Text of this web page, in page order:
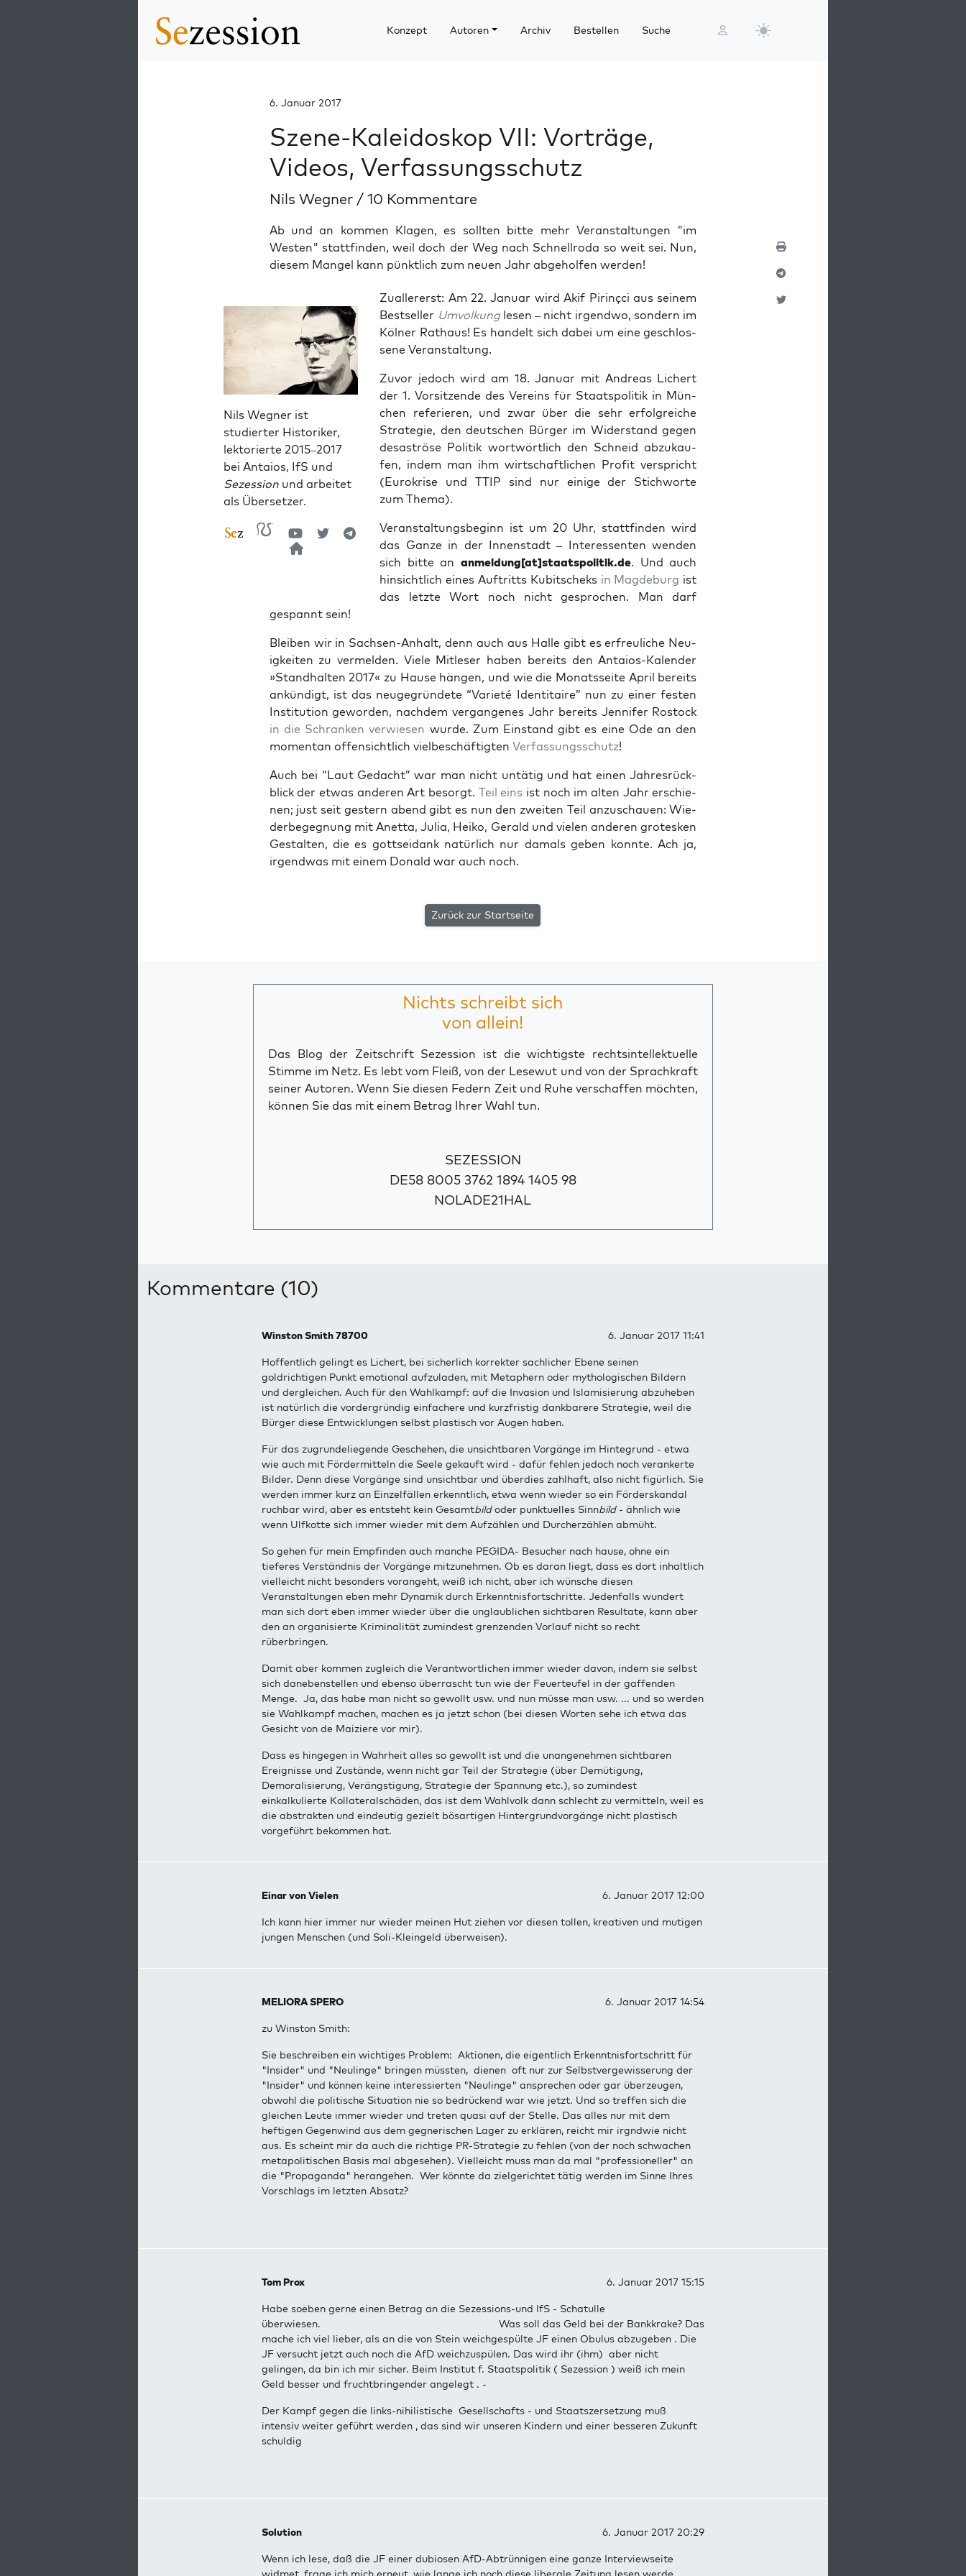
Konzept Autoren Archiv Bestellen Suche
6. Januar 2017
Szene-Kaleidoskop VII: Vorträge,
Videos, Verfassungsschutz
Nils Wegner / 10 Kommentare
Ab und an kommen Klagen, es sollten bitte mehr Veranstaltungen "im
Westen" stattfinden, weil doch der Weg nach Schnellroda so weit sei. Nun,
diesem Mangel kann pünktlich zum neuen Jahr abgeholfen werden!
Nils Wegner ist
studierter Historiker,
lektorierte 2015–2017
bei Antaios, IfS und
Sezessionund arbeitet
als Übersetzer.
Zual­ler­erst: Am 22. Janu­ar wird Akif Pirin­çci aus sei­nem
Best­sel­ler Umvol­kunglesen – nicht irgend­wo, son­dern im
Köl­ner Rat­haus! Es han­delt sich dabei um eine geschlos­
se­ne Veranstaltung.
Zuvor jedoch wird am 18. Janu­ar mit Andre­as Lichert
der 1. Vor­sit­zen­de des Ver­eins für Staats­po­li­tik in Mün­
chen refe­rie­ren, und zwar über die sehr erfolg­rei­che
Stra­te­gie, den deut­schen Bür­ger im Wider­stand gegen
desas­trö­se Poli­tik wort­wört­lich den Schneid abzu­kau­
fen, indem man ihm wirt­schaft­li­chen Pro­fit ver­spricht
(Euro­kri­se und TTIP sind nur eini­ge der Stich­wor­te
zum Thema).
Ver­an­stal­tungs­be­ginn ist um 20 Uhr, statt­fin­den wird
das Gan­ze in der Innen­stadt – Inter­es­sen­ten wen­den
sich bit­te ananmeldung[at]staatspolitik.de. Und auch
hin­sicht­lich eines Auf­tritts Kubit­scheks in Mag­de­burg ist
das letz­te Wort noch nicht gespro­chen. Man darf
gespannt sein!
Blei­ben wir in Sach­sen-Anhalt, denn auch aus Hal­le gibt es erfreu­li­che Neu­
ig­kei­ten zu ver­mel­den. Vie­le Mit­le­ser haben bereits den Antai­os-Kalen­der
»Stand­hal­ten 2017« zu Hau­se hän­gen, und wie die Monats­sei­te April bereits
ankün­digt, ist das neu­ge­grün­de­te “Varie­té Iden­ti­taire” nun zu einer fes­ten
Insti­tu­ti­on gewor­den, nach­dem ver­gan­ge­nes Jahr bereits Jen­ni­fer Ros­tock
in die Schran­ken ver­wie­sen wur­de. Zum Ein­stand gibt es eine Ode an den
momen­tan offen­sicht­lich viel­be­schäf­tig­ten Ver­fas­sungs­schutz!
Auch bei “Laut Gedacht” war man nicht untä­tig und hat einen Jah­res­rück­
blick der etwas ande­ren Art besorgt. Teil eins ist noch im alten Jahr erschie­
nen; just seit ges­tern abend gibt es nun den zwei­ten Teil anzu­schau­en: Wie­
der­be­geg­nung mit Anet­ta, Julia, Hei­ko, Gerald und vie­len ande­ren gro­tes­ken
Gestal­ten, die es gott­sei­dank natür­lich nur damals geben konn­te. Ach ja,
irgend­was mit einem Donald war auch noch.
Zurück zur Startseite
Nichts schreibt sich
von allein!
Das Blog der Zeitschrift Sezession ist die wichtigste rechtsintellektuelle
Stimme im Netz. Es lebt vom Fleiß, von der Lesewut und von der Sprachkraft
seiner Autoren. Wenn Sie diesen Federn Zeit und Ruhe verschaffen möchten,
können Sie das mit einem Betrag Ihrer Wahl tun.
SEZESSION
DE58 8005 3762 1894 1405 98
NOLADE21HAL
Kommentare (10)
Winston Smith 78700 6. Januar 2017 11:41
Hoffentlich gelingt es Lichert, bei sicherlich korrekter sachlicher Ebene seinen
goldrichtigen Punkt emotional aufzuladen, mit Metaphern oder mythologischen Bildern
und dergleichen. Auch für den Wahlkampf: auf die Invasion und Islamisierung abzuheben
ist natürlich die vordergründig einfachere und kurzfristig dankbarere Strategie, weil die
Bürger diese Entwicklungen selbst plastisch vor Augen haben.
Für das zugrundeliegende Geschehen, die unsichtbaren Vorgänge im Hintegrund - etwa
wie auch mit Fördermitteln die Seele gekauft wird - dafür fehlen jedoch noch verankerte
Bilder. Denn diese Vorgänge sind unsichtbar und überdies zahlhaft, also nicht figürlich. Sie
werden immer kurz an Einzelfällen erkenntlich, etwa wenn wieder so ein Förderskandal
ruchbar wird, aber es entsteht kein Gesamtbildoder punktuelles Sinnbild- ähnlich wie
wenn Ulfkotte sich immer wieder mit dem Aufzählen und Durcherzählen abmüht.
So gehen für mein Empfinden auch manche PEGIDA- Besucher nach hause, ohne ein
tieferes Verständnis der Vorgänge mitzunehmen. Ob es daran liegt, dass es dort inhaltlich
vielleicht nicht besonders vorangeht, weiß ich nicht, aber ich wünsche diesen
Veranstaltungen eben mehr Dynamik durch Erkenntnisfortschritte. Jedenfalls wundert
man sich dort eben immer wieder über die unglaublichen sichtbaren Resultate, kann aber
den an organisierte Kriminalität zumindest grenzenden Vorlauf nicht so recht
rüberbringen.
Damit aber kommen zugleich die Verantwortlichen immer wieder davon, indem sie selbst
sich danebenstellen und ebenso überrascht tun wie der Feuerteufel in der gaffenden
Menge. Ja, das habe man nicht so gewollt usw. und nun müsse man usw. ... und so werden
sie Wahlkampf machen, machen es ja jetzt schon (bei diesen Worten sehe ich etwa das
Gesicht von de Maiziere vor mir).
Dass es hingegen in Wahrheit alles so gewollt ist und die unangenehmen sichtbaren
Ereignisse und Zustände, wenn nicht gar Teil der Strategie (über Demütigung,
Demoralisierung, Verängstigung, Strategie der Spannung etc.), so zumindest
einkalkulierte Kollateralschäden, das ist dem Wahlvolk dann schlecht zu vermitteln, weil es
die abstrakten und eindeutig gezielt bösartigen Hintergrundvorgänge nicht plastisch
vorgeführt bekommen hat.
Einar von Vielen 6. Januar 2017 12:00
Ich kann hier immer nur wieder meinen Hut ziehen vor diesen tollen, kreativen und mutigen
jungen Menschen (und Soli-Kleingeld überweisen).
MELIORA SPERO 6. Januar 2017 14:54
zu Winston Smith:
Sie beschreiben ein wichtiges Problem: Aktionen, die eigentlich Erkenntnisfortschritt für
"Insider" und "Neulinge" bringen müssten, dienen oft nur zur Selbstvergewisserung der
"Insider" und können keine interessierten "Neulinge" ansprechen oder gar überzeugen,
obwohl die politische Situation nie so bedrückend war wie jetzt. Und so treffen sich die
gleichen Leute immer wieder und treten quasi auf der Stelle. Das alles nur mit dem
heftigen Gegenwind aus dem gegnerischen Lager zu erklären, reicht mir irgndwie nicht
aus. Es scheint mir da auch die richtige PR-Strategie zu fehlen (von der noch schwachen
metapolitischen Basis mal abgesehen). Vielleicht muss man da mal "professioneller" an
die "Propaganda" herangehen. Wer könnte da zielgerichtet tätig werden im Sinne Ihres
Vorschlags im letzten Absatz?
Tom Prox 6. Januar 2017 15:15
Habe soeben gerne einen Betrag an die Sezessions-und IfS - Schatulle
überwiesen. Was soll das Geld bei der Bankkrake? Das
mache ich viel lieber, als an die von Stein weichgespülte JF einen Obulus abzugeben . Die
JF versucht jetzt auch noch die AfD weichzuspülen. Das wird ihr (ihm) aber nicht
gelingen, da bin ich mir sicher. Beim Institut f. Staatspolitik ( Sezession ) weiß ich mein
Geld besser und fruchtbringender angelegt . -
Der Kampf gegen die links-nihilistische Gesellschafts - und Staatszersetzung muß
intensiv weiter geführt werden , das sind wir unseren Kindern und einer besseren Zukunft
schuldig
Solution 6. Januar 2017 20:29
Wenn ich lese, daß die JF einer dubiosen AfD-Abtrünnigen eine ganze Interviewseite